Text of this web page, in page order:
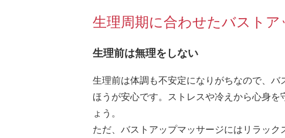
生理周期に合わせたバストア
生理前は無理をしない
生理前は体調も不安定になりがちなので、
ほうが安心です。ストレスや冷えから心身
ょう。
ただ、バストアップマッサージにはリラッ